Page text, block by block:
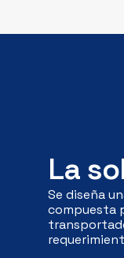
La
Se diseña
compuesta